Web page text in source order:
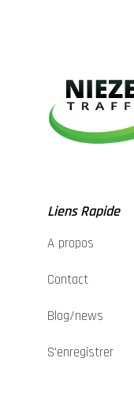
Liens Rapide
A propos
Contact
Blog/news
S'enregistrer